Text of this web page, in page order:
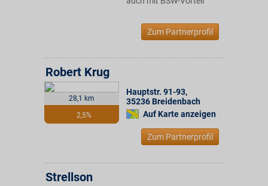
Zum Partnerprofil
28,1 km
2,5%
Robert Krug
Hauptstr. 91-93,
35236 Breidenbach
Auf Karte anzeigen
Zum Partnerprofil
Strellson